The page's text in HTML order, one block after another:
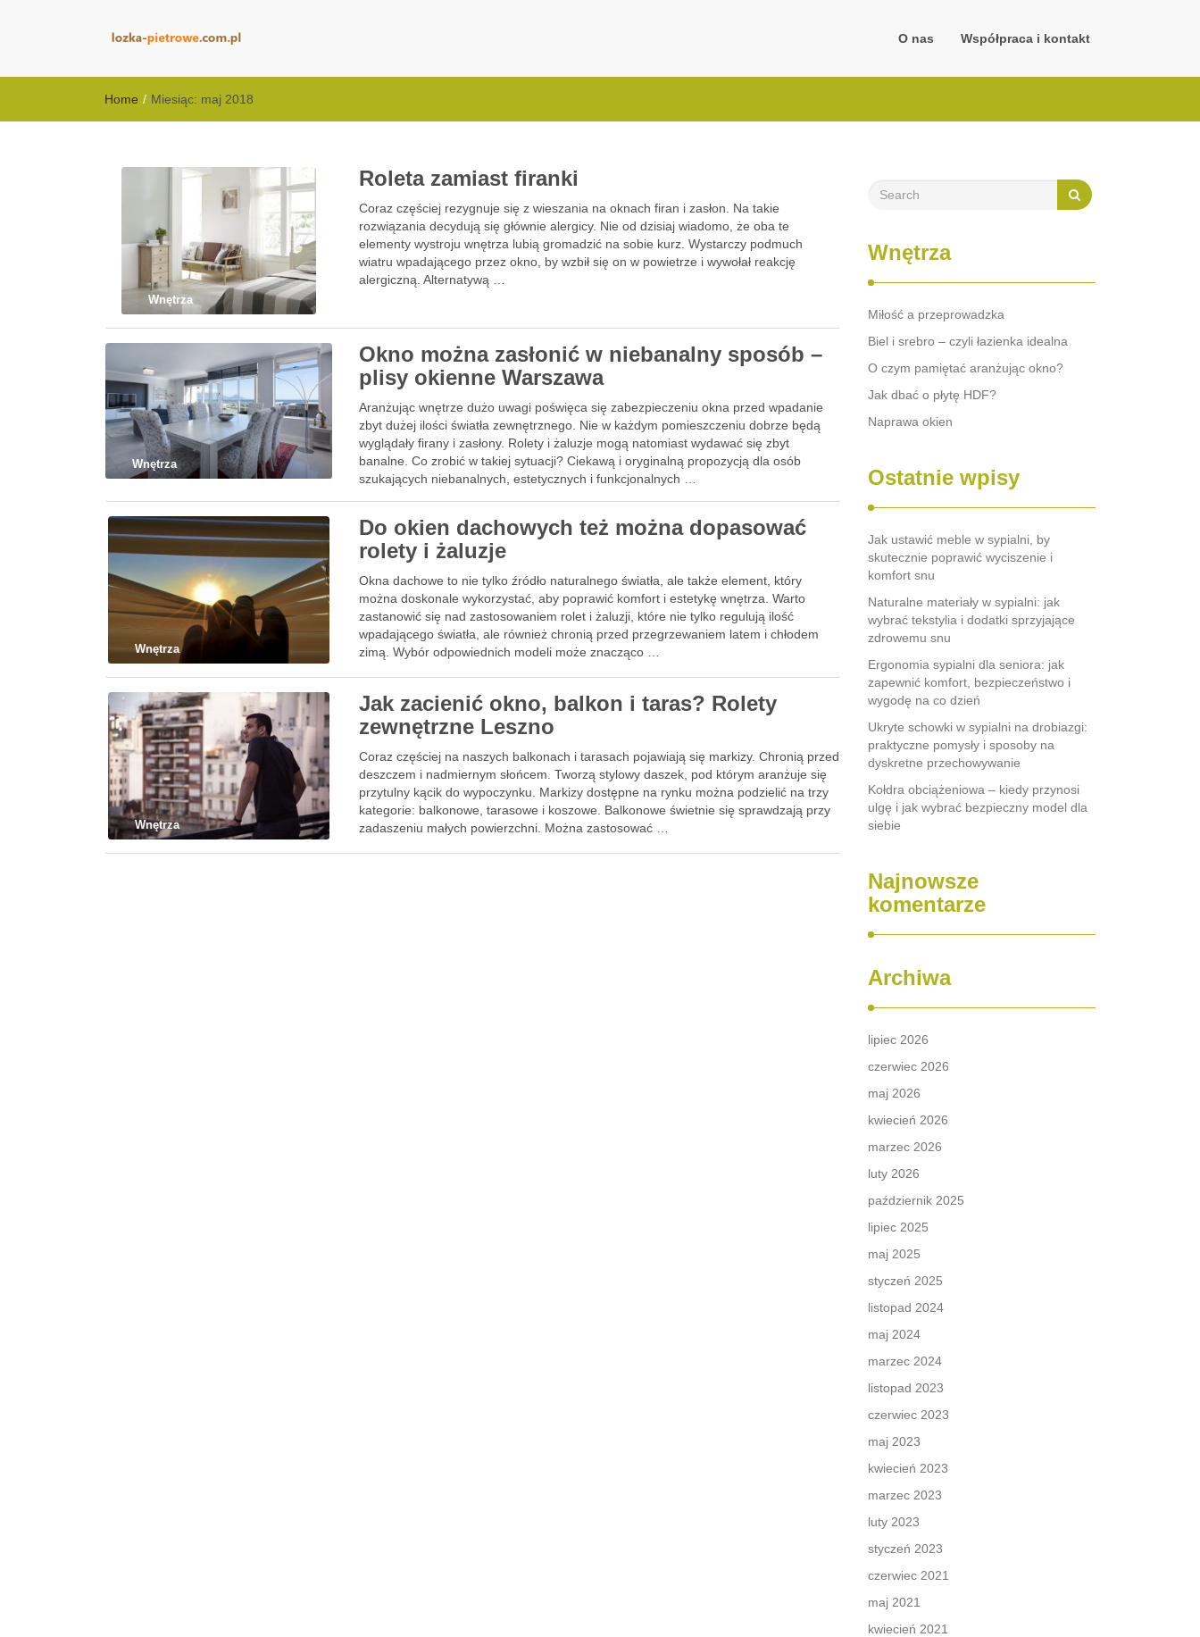
O nas Współpraca i kontakt
Home / Miesiąc: maj 2018
Wnętrza
Roleta zamiast firanki
Coraz częściej rezygnuje się z wieszania na oknach firan i zasłon. Na takie
rozwiązania decydują się głównie alergicy. Nie od dzisiaj wiadomo, że oba te
elementy wystroju wnętrza lubią gromadzić na sobie kurz. Wystarczy podmuch
wiatru wpadającego przez okno, by wzbił się on w powietrze i wywołał reakcję
alergiczną. Alternatywą …
Wnętrza
Okno można zasłonić w niebanalny sposób –
plisy okienne Warszawa
Aranżując wnętrze dużo uwagi poświęca się zabezpieczeniu okna przed wpadanie
zbyt dużej ilości światła zewnętrznego. Nie w każdym pomieszczeniu dobrze będą
wyglądały firany i zasłony. Rolety i żaluzje mogą natomiast wydawać się zbyt
banalne. Co zrobić w takiej sytuacji? Ciekawą i oryginalną propozycją dla osób
szukających niebanalnych, estetycznych i funkcjonalnych …
Wnętrza
Do okien dachowych też można dopasować
rolety i żaluzje
Okna dachowe to nie tylko źródło naturalnego światła, ale także element, który
można doskonale wykorzystać, aby poprawić komfort i estetykę wnętrza. Warto
zastanowić się nad zastosowaniem rolet i żaluzji, które nie tylko regulują ilość
wpadającego światła, ale również chronią przed przegrzewaniem latem i chłodem
zimą. Wybór odpowiednich modeli może znacząco …
Wnętrza
Jak zacienić okno, balkon i taras? Rolety
zewnętrzne Leszno
Coraz częściej na naszych balkonach i tarasach pojawiają się markizy. Chronią przed
deszczem i nadmiernym słońcem. Tworzą stylowy daszek, pod którym aranżuje się
przytulny kącik do wypoczynku. Markizy dostępne na rynku można podzielić na trzy
kategorie: balkonowe, tarasowe i koszowe. Balkonowe świetnie się sprawdzają przy
zadaszeniu małych powierzchni. Można zastosować …
Wnętrza
Miłość a przeprowadzka
Biel i srebro – czyli łazienka idealna
O czym pamiętać aranżując okno?
Jak dbać o płytę HDF?
Naprawa okien
Ostatnie wpisy
Jak ustawić meble w sypialni, by
skutecznie poprawić wyciszenie i
komfort snu
Naturalne materiały w sypialni: jak
wybrać tekstylia i dodatki sprzyjające
zdrowemu snu
Ergonomia sypialni dla seniora: jak
zapewnić komfort, bezpieczeństwo i
wygodę na co dzień
Ukryte schowki w sypialni na drobiazgi:
praktyczne pomysły i sposoby na
dyskretne przechowywanie
Kołdra obciążeniowa – kiedy przynosi
ulgę i jak wybrać bezpieczny model dla
siebie
Najnowsze
komentarze
Archiwa
lipiec 2026
czerwiec 2026
maj 2026
kwiecień 2026
marzec 2026
luty 2026
październik 2025
lipiec 2025
maj 2025
styczeń 2025
listopad 2024
maj 2024
marzec 2024
listopad 2023
czerwiec 2023
maj 2023
kwiecień 2023
marzec 2023
luty 2023
styczeń 2023
czerwiec 2021
maj 2021
kwiecień 2021